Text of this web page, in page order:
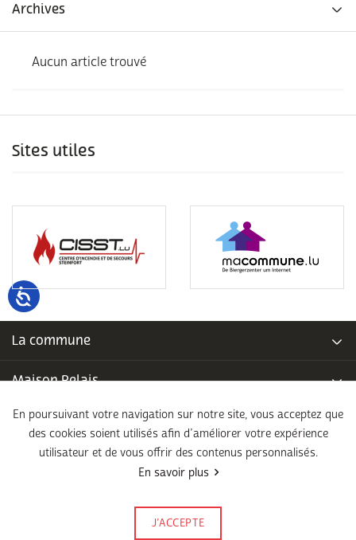
Archives
Aucun article trouvé
Sites utiles
La commune
Maison Relais
Piscine communale
École fondamentale
En poursuivant votre navigation sur notre site, vous acceptez que
des cookies soient utilisés afin d’améliorer votre expérience
utilisateur et de vous offrir des contenus personnalisés.
En savoir plus
J’ACCEPTE